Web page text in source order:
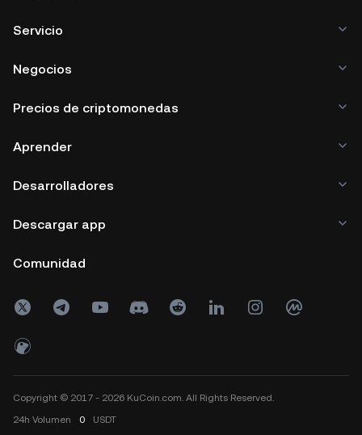
Servicio
Negocios
Precios de criptomonedas
Aprender
Desarrolladores
Descargar app
Comunidad
Copyright © 2017 - 2026 KuCoin.com. All Rights Reserved.
24h Volumen 0 USDT